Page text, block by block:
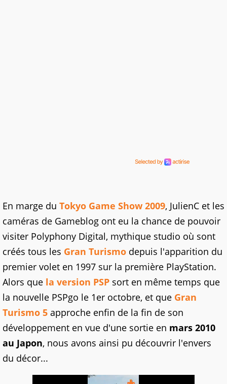
En marge du Tokyo Game Show 2009, JulienC et les
caméras de Gameblog ont eu la chance de pouvoir
visiter Polyphony Digital, mythique studio où sont
créés tous les Gran Turismo depuis l'apparition du
premier volet en 1997 sur la première PlayStation.
Alors que la version PSP sort en même temps que
la nouvelle PSPgo le 1er octobre, et que Gran
Turismo 5 approche enfin de la fin de son
développement en vue d'une sortie en mars 2010
au Japon, nous avons ainsi pu découvrir l'envers
du décor...